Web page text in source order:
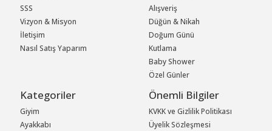
SSS
Vizyon & Misyon
İletişim
Nasıl Satış Yaparım
Alışveriş
Düğün & Nikah
Doğum Günü
Kutlama
Baby Shower
Özel Günler
Kategoriler
Giyim
Ayakkabı
Önemli Bilgiler
KVKK ve Gizlilik Politikası
Üyelik Sözleşmesi